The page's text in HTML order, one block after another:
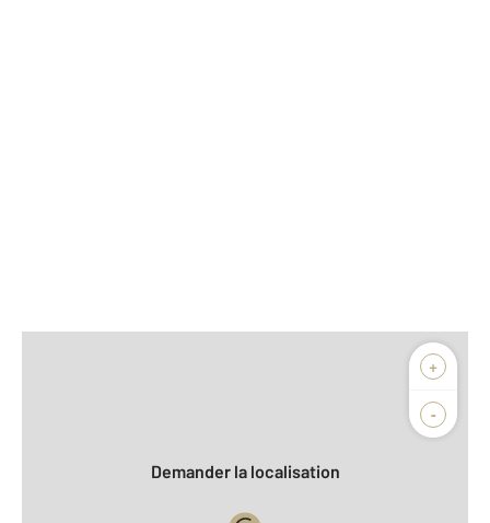
+
-
Biens vendus
Demander la localisation